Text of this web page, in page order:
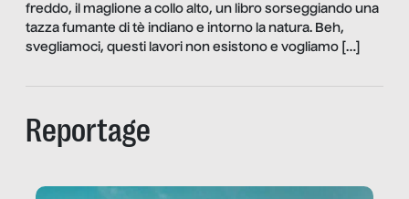
freddo, il maglione a collo alto, un libro sorseggiando una
tazza fumante di tè indiano e intorno la natura. Beh,
svegliamoci, questi lavori non esistono e vogliamo […]
Reportage